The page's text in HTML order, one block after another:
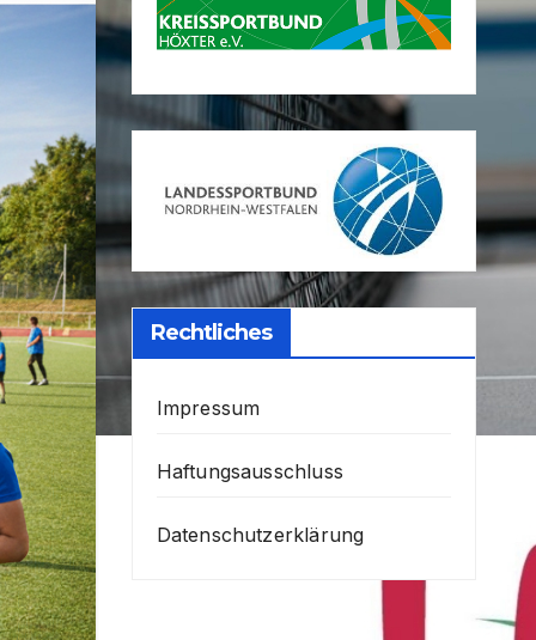
Rechtliches
Impressum
Haftungsausschluss
Datenschutzerklärung